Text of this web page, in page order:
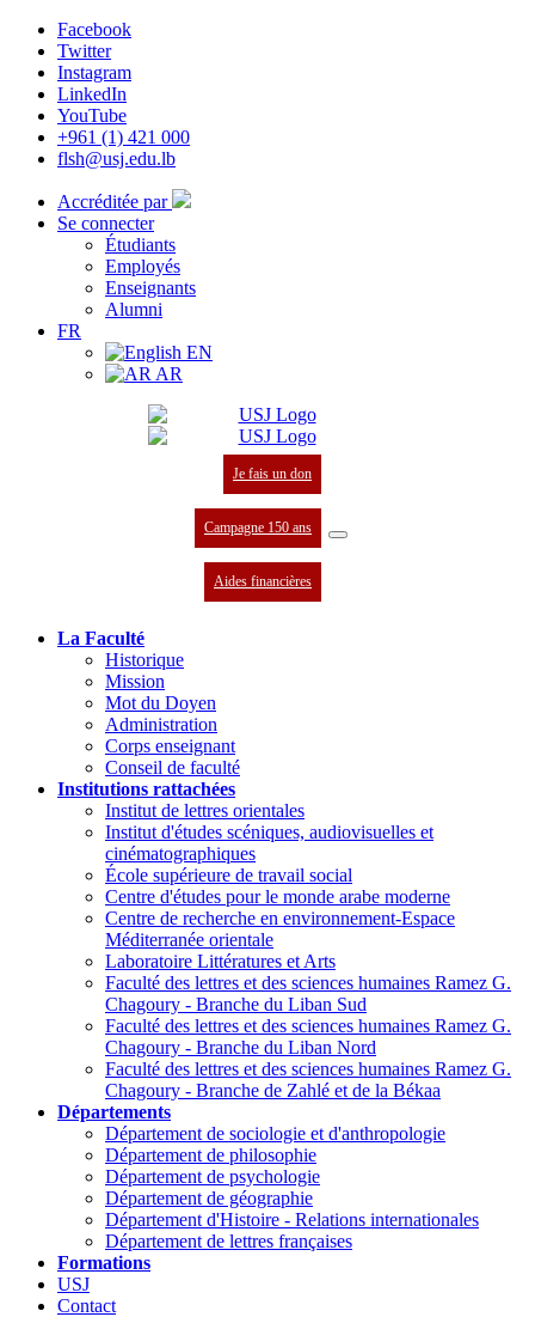
Facebook
Twitter
Instagram
LinkedIn
YouTube
+961 (1) 421 000
flsh@usj.edu.lb
Accréditée par
Se connecter
Étudiants
Employés
Enseignants
Alumni
FR
EN
AR
Je fais un don
Campagne 150 ans
Aides financières
La Faculté
Historique
Mission
Mot du Doyen
Administration
Corps enseignant
Conseil de faculté
Institutions rattachées
Institut de lettres orientales
Institut d'études scéniques, audiovisuelles et
cinématographiques
École supérieure de travail social
Centre d'études pour le monde arabe moderne
Centre de recherche en environnement-Espace
Méditerranée orientale
Laboratoire Littératures et Arts
Faculté des lettres et des sciences humaines Ramez G.
Chagoury - Branche du Liban Sud
Faculté des lettres et des sciences humaines Ramez G.
Chagoury - Branche du Liban Nord
Faculté des lettres et des sciences humaines Ramez G.
Chagoury - Branche de Zahlé et de la Békaa
Départements
Département de sociologie et d'anthropologie
Département de philosophie
Département de psychologie
Département de géographie
Département d'Histoire - Relations internationales
Département de lettres françaises
Formations
USJ
Contact